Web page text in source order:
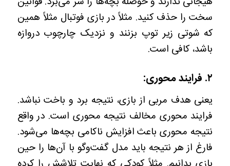
سخت را حذف کنید. مثلاً در بازی فوتبال مثلاً همین
که شوتی زیر توپ بزنند و نزدیک چارچوب دروازه
باشد، کافی است.
۲. فرایند محوری:
یعنی هدف مربی از بازی، نتیجه برد و باخت نباشد.
فرایند محوری مخالف نتیجه محوری است. در واقع
نتیجه محوری باعث افزایش ناکامی بچه‌ها می‌شود.
فارغ از هر نتیجه باید مدل گفت‌وگو با آن‌ها را حین